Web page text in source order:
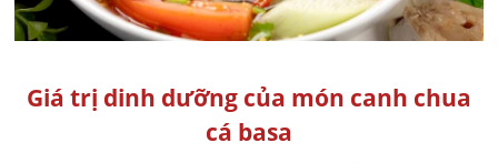
Giá trị dinh dưỡng của món canh chua
cá basa